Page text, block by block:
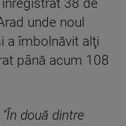
38 de
unde noul
a îmbolnăvit alţi
până acum 108
două dintre